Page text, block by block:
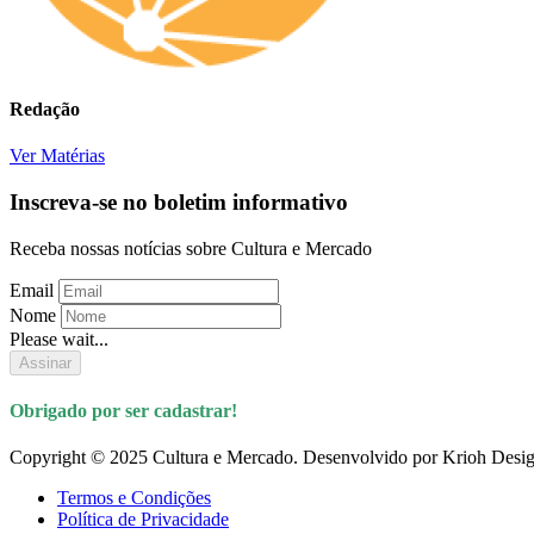
Redação
Ver Matérias
Inscreva-se no boletim informativo
Receba nossas notícias sobre Cultura e Mercado
Email
Nome
Please wait...
Assinar
Obrigado por ser cadastrar!
Copyright © 2025 Cultura e Mercado. Desenvolvido por Krioh
Termos e Condições
Política de Privacidade